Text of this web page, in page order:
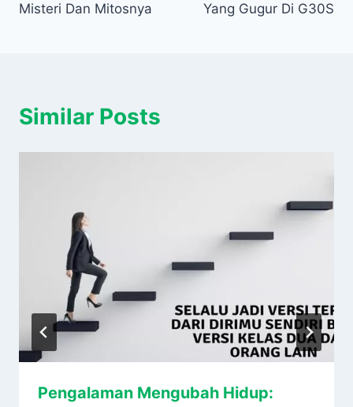
Misteri Dan Mitosnya
Yang Gugur Di G30S
Similar Posts
Pengalaman Mengubah Hidup: